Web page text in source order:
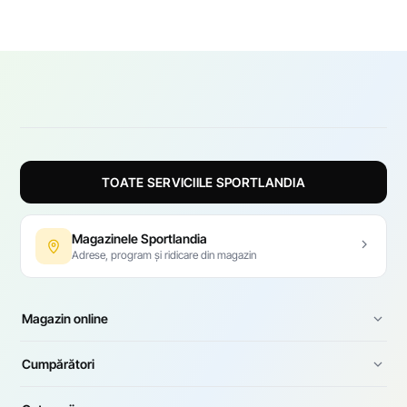
TOATE SERVICIILE SPORTLANDIA
Magazinele Sportlandia
Adrese, program și ridicare din magazin
Magazin online
Cumpărători